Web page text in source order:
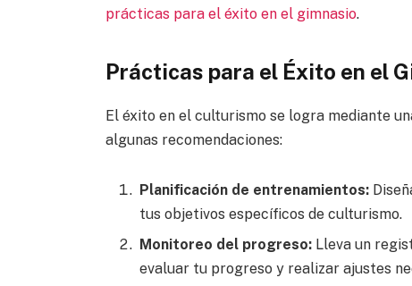
prácticas para el éxito en el gimnasio.
Prácticas para el Éxito en el
El éxito en el culturismo se logra mediante
algunas recomendaciones:
Planificación de entrenamientos:
tus objetivos específicos de culturismo.
Monitoreo del progreso:Lleva un
evaluar tu progreso y realizar ajustes